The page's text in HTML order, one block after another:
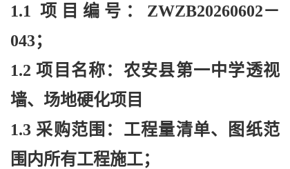
1.1 项目编号：ZWZB20260602－
043；
1.2 项目名称：农安县第一中学透视
墙、场地硬化项目
1.3 采购范围：工程量清单、图纸范
围内所有工程施工；